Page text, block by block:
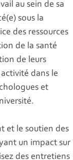
au sein de sa
sous la
des ressources
de la santé
de leurs
dans le
et
et le soutien des
un impact sur
des entretiens